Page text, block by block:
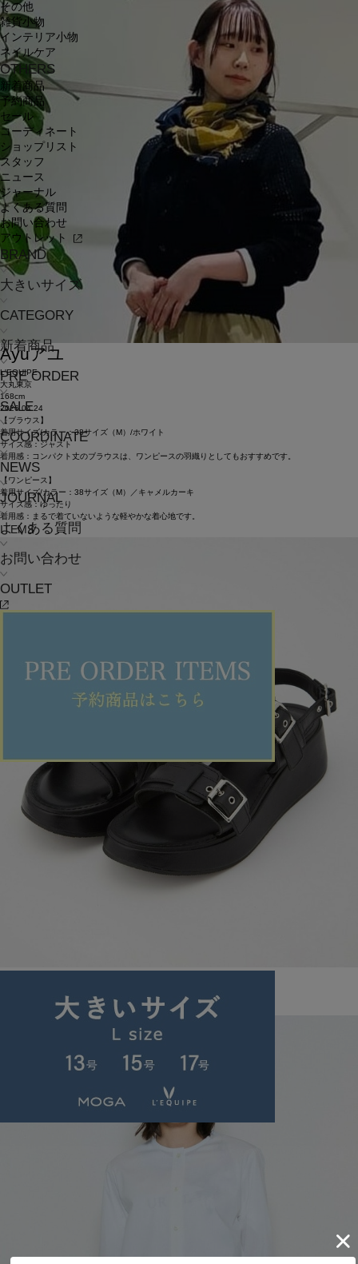
その他
雑貨小物
インテリア小物
ネイルケア
OTHERS
新着商品
予約商品
セール
コーディネート
ショップリスト
スタッフ
ニュース
ジャーナル
よくある質問
お問い合わせ
アウトレット
BRAND
大きいサイズ
CATEGORY
新着商品
PRE ORDER
SALE
COORDINATE
NEWS
JOURNAL
よくある質問
お問い合わせ
OUTLET
Ayuアユ
L'EQUIPE
大丸東京
168cm
2026.04.24
【ブラウス】
着用サイズ/カラー：38サイズ（M）/ホワイト
サイズ感：ジャスト
着用感：コンパクト丈のブラウスは、ワンピースの羽織りとしてもおすすめです。
【ワンピース】
着用サイズ/カラー：38サイズ（M）／キャメルカーキ
サイズ感：ゆったり
着用感：まるで着ていないような軽やかな着心地です。
ITEMS
L'EQUIPE